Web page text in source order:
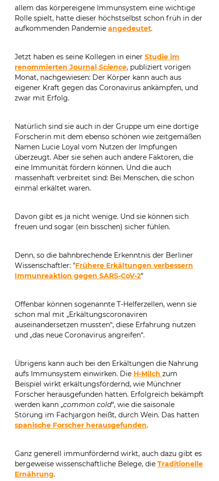
allem das körpereigene Immunsystem eine wichtige
Rolle spielt, hatte dieser höchstselbst schon früh in der
aufkommenden Pandemie angedeutet.
Jetzt haben es seine Kollegen in einer Studie im
renommierten Journal Science, publiziert vorigen
Monat, nachgewiesen: Der Körper kann auch aus
eigener Kraft gegen das Coronavirus ankämpfen, und
zwar mit Erfolg.
Natürlich sind sie auch in der Gruppe um eine dortige
Forscherin mit dem ebenso schönen wie zeitgemäßen
Namen Lucie Loyal vom Nutzen der Impfungen
überzeugt. Aber sie sehen auch andere Faktoren, die
eine Immunität fördern können. Und die auch
massenhaft verbreitet sind: Bei Menschen, die schon
einmal erkältet waren.
Davon gibt es ja nicht wenige. Und sie können sich
freuen und sogar (ein bisschen) sicher fühlen.
Denn, so die bahnbrechende Erkenntnis der Berliner
Wissenschaftler: "Frühere Erkältungen verbessern
Immunreaktion gegen SARS-CoV-2“
Offenbar können sogenannte T-Helferzellen, wenn sie
schon mal mit „Erkältungscoronaviren
auseinandersetzen mussten“, diese Erfahrung nutzen
und „das neue Coronavirus angreifen“.
Übrigens kann auch bei den Erkältungen die Nahrung
aufs Immunsystem einwirken. Die H-Milch zum
Beispiel wirkt erkältungsfördernd, wie Münchner
Forscher herausgefunden hatten. Erfolgreich bekämpft
werden kann „common cold“, wie die saisonale
Störung im Fachjargon heißt, durch Wein. Das hatten
spanische Forscher herausgefunden.
Ganz generell immunfördernd wirkt, auch dazu gibt es
bergeweise wissenschaftliche Belege, die Traditionelle
Ernährung.